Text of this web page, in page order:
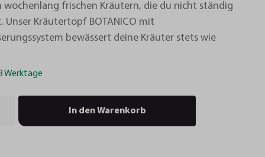
wochenlang frischen Kräutern, die du nicht ständig
Unser Kräutertopf BOTANICO mit
bewässert deine Kräuter stets wie
Werktage
In den Warenkorb